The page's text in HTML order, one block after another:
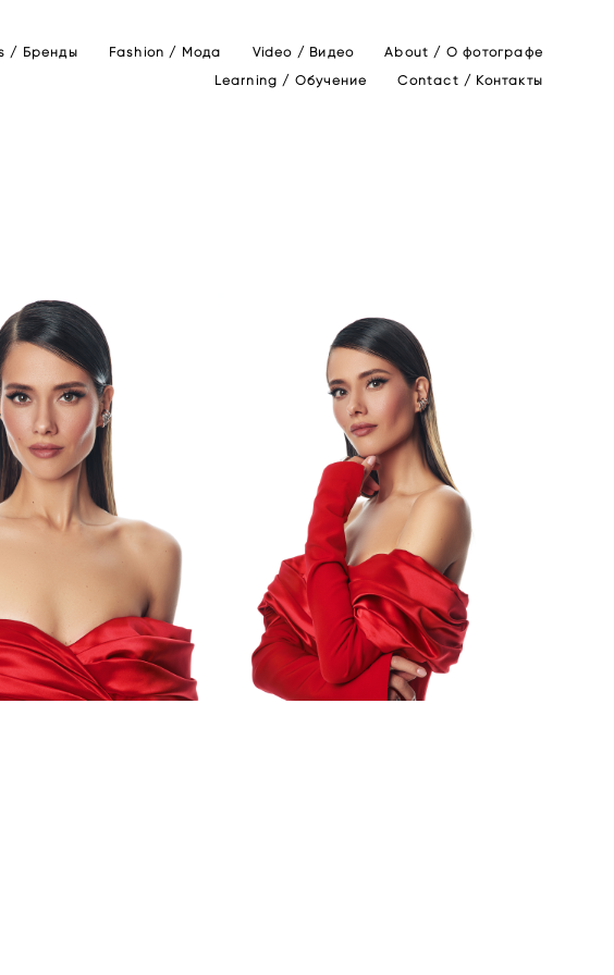
/ Бренды Fashion / Мода Video / Видео
About / О фотографе
Learning / Обучение
Contact / Контакты